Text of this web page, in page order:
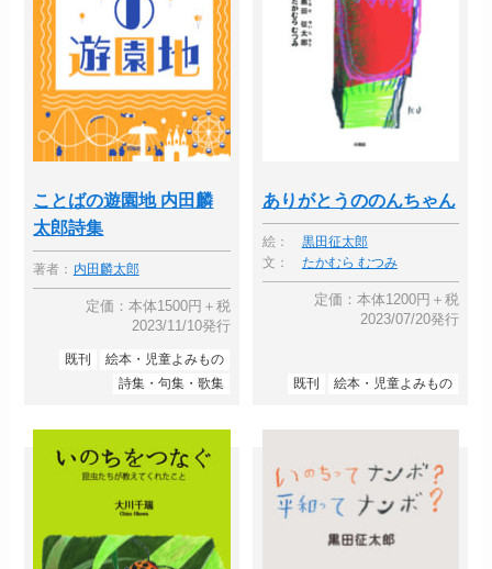
ことばの遊園地 内田麟
太郎詩集
著者： 内田麟太郎
定価：本体1500円＋税
2023/11/10発行
既刊
絵本・児童よみもの
詩集・句集・歌集
ありがとうののんちゃん
絵：
黒田征太郎
文：
たかむら むつみ
定価：本体1200円＋税
2023/07/20発行
既刊 絵本・児童よみもの